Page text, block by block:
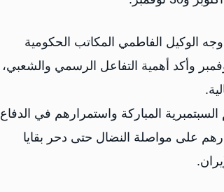
وجه الوكيل الفاطمي المكاتب الحكومية
والاستعداد للاحتفال بأعياد الثورة اليمنية 26 سبتمبر و 14 أكتوبر و 30 نوفمبر وأكد أهمية التفاعل الرسمي والشعبي،
السبتمبرية المباركة واستمرارهم في الدفاع
على مواصلة النضال حتى دحر بقايا